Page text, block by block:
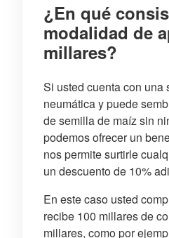
¿En qué
modalidad de
millares?
Si usted cuenta con una
neumática y puede
de semilla de maíz sin
podemos ofrecer un
nos permite surtirle
un descuento de 10%
En este caso usted
recibe 100 millares de
millares, como por